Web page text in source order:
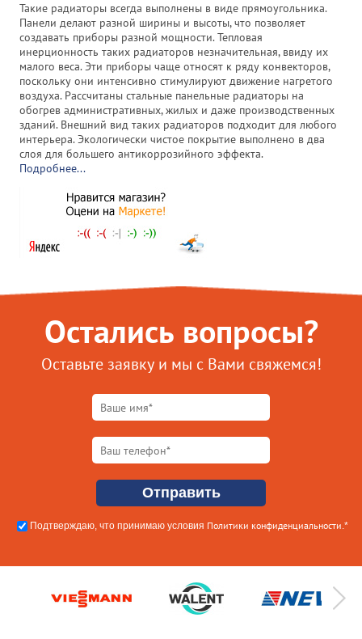
Такие радиаторы всегда выполнены в виде прямоугольника.
Панели делают разной ширины и высоты, что позволяет
создавать приборы разной мощности. Тепловая
инерционность таких радиаторов незначительная, ввиду их
малого веса. Эти приборы чаще относят к ряду конвекторов,
поскольку они интенсивно стимулируют движение нагретого
воздуха. Рассчитаны стальные панельные радиаторы на
обогрев административных, жилых и даже производственных
зданий. Внешний вид таких радиаторов подходит для любого
интерьера. Экологически чистое покрытие выполнено в два
слоя для большего антикоррозийного эффекта.
Подробнее...
Остались вопросы?
Оставьте заявку и мы с Вами свяжемся!
Подтверждаю, что принимаю условия Политики конфиденциальности .*